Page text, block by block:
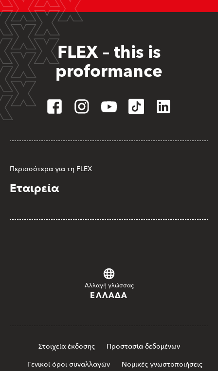
FLEX – this is
proformance
Περισσότερα για τη FLEX
Εταιρεία
Αλλαγή γλώσσας
ΕΛΛΆΔΑ
Στοιχεία έκδοσης
Προστασία δεδομένων
Γενικοί όροι συναλλαγών
Νομικές γνωστοποιήσεις